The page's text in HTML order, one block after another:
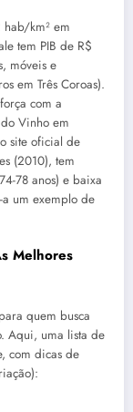
km² em
tem PIB de R$
móveis e
em Três Coroas).
com a
Vinho em
site oficial de
(2010), tem
78 anos) e baixa
a um exemplo de
Melhores
quem busca
Aqui, uma lista de
com dicas de